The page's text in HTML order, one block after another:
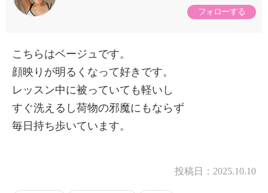
フォローする
こちらはベージュです。
顔映りが明るくなって好きです。
レッスン中に被っていても軽いし
すぐ洗えるし荷物の邪魔にもならず
毎日持ち歩いています。
投稿日： 2025.10.10